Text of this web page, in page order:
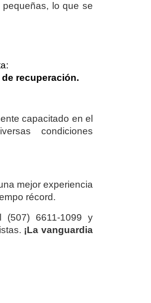
lo que se
recuperación.
capacitado en el
condiciones
mejor experiencia
récord.
(507) 6611-1099 y
¡La vanguardia